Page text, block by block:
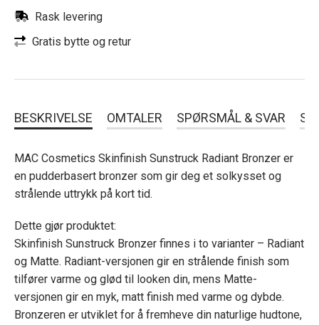
Rask levering
Gratis bytte og retur
BESKRIVELSE OMTALER SPØRSMÅL & SVAR
MAC Cosmetics Skinfinish Sunstruck Radiant Bronzer er
en pudderbasert bronzer som gir deg et solkysset og
strålende uttrykk på kort tid.
Dette gjør produktet:
Skinfinish Sunstruck Bronzer finnes i to varianter – Radiant
og Matte. Radiant-versjonen gir en strålende finish som
tilfører varme og glød til looken din, mens Matte-
versjonen gir en myk, matt finish med varme og dybde.
Bronzeren er utviklet for å fremheve din naturlige hudtone,